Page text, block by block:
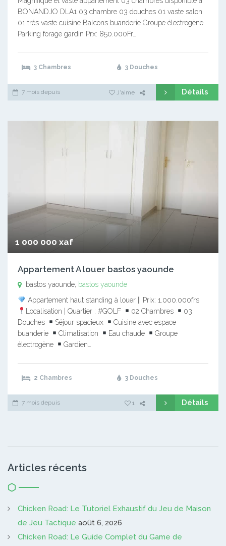
BONANDJO DLA1 03 chambre 03 douches 01 vaste salon
01 très vaste cuisine Balcons buanderie Groupe électrogène
Parking forage gardin Prx: 850.000Fr…
3 Chambres 3 Douches
7 mois depuis J'aime Détails
1 000 000 xaf
Appartement A louer bastos yaounde
bastos yaounde, bastos yaounde
Appartement haut standing à louer || Prix: 1.000.000frs
Localisation | Quartier : #GOLF
02 Chambres
03
Douches
Séjour spacieux
Cuisine avec espace
buanderie
Climatisation Eau chaude
Groupe
électrogène
Gardien…
2 Chambres 3 Douches
7 mois depuis 1 Détails
Articles récents
Chicken Road: Le Tutoriel Exhaustif du Jeu de Maison
de Jeu Tactique août 6, 2026
Chicken Road: Le Guide Complet du Game de